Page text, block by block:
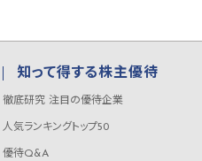
知って得する株主優待
徹底研究 注目の優待企業
人気ランキングトップ50
優待Q&A